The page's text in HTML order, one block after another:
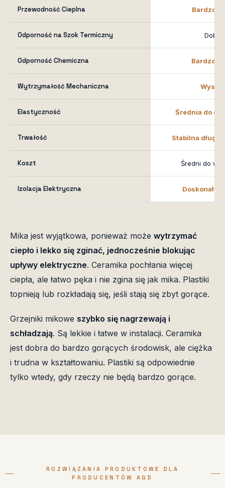
Przewodność Cieplna Bardzo
Odporność na Szok Termiczny Dobra
Odporność Chemiczna Bardzo
Wytrzymałość Mechaniczna
Elastyczność Średnia do
Trwałość Stabilna
Koszt Średni do
Izolacja Elektryczna Doskonały
Mika jest wyjątkowa, ponieważ może wytrzymać
ciepło i lekko się zginać, jednocześnie blokując
upływy elektryczne. Ceramika pochłania więcej
ciepła, ale łatwo pęka i nie zgina się jak mika. Plastiki
topnieją lub rozkładają się, jeśli stają się zbyt gorące.
Grzejniki mikowe szybko się nagrzewają i
schładzają. Są lekkie i łatwe w instalacji. Ceramika
jest dobra do bardzo gorących środowisk, ale ciężka
i trudna w kształtowaniu. Plastiki są odpowiednie
tylko wtedy, gdy rzeczy nie będą bardzo gorące.
ROZWIĄZANIA PRODUKTOWE DLA
PRODUCENTÓW AGD